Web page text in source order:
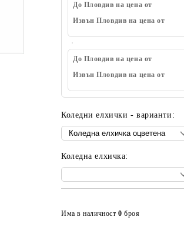
До Пловдив на цена от
Извън Пловдив на цена от
До Пловдив на цена от
Извън Пловдив на цена от
Коледни елхички - варианти:
Коледна елхичка:
Има в наличност 0 броя